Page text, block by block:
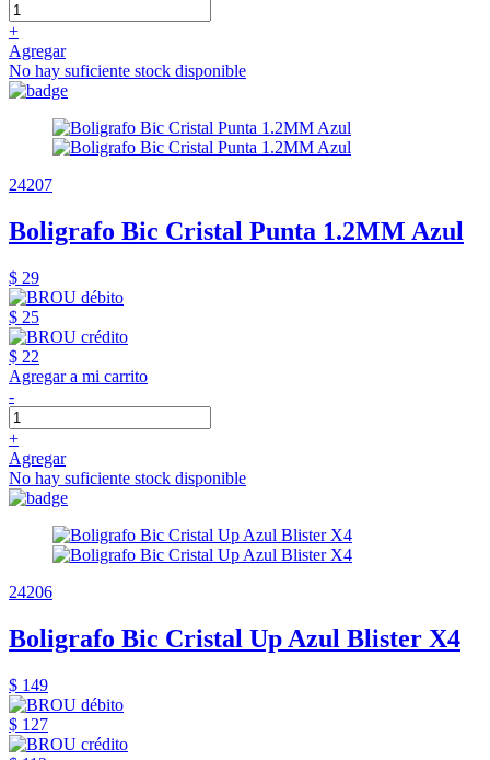
+
Agregar
No hay suficiente stock disponible
24207
Boligrafo Bic Cristal Punta 1.2MM Azul
$ 29
$ 25
$ 22
Agregar a mi carrito
-
+
Agregar
No hay suficiente stock disponible
24206
Boligrafo Bic Cristal Up Azul Blister X4
$ 149
$ 127